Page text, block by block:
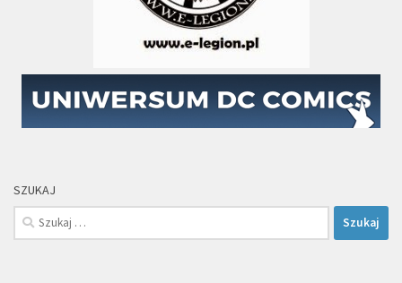
SZUKAJ
Szukaj: